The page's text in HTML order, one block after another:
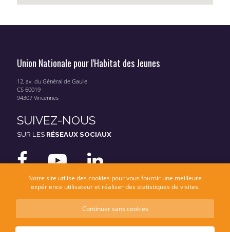
Union Nationale pour l'Habitat des Jeunes
12, av. du Général de Gaulle
CS 60019
94307 Vincennes
SUIVEZ-NOUS
SUR LES RÉSEAUX SOCIAUX
Mentions légales
Notre site utilise des cookies pour vous fournir une meilleure
expérience utilisateur et réaliser des statistiques de visites.
Continuer sans cookies